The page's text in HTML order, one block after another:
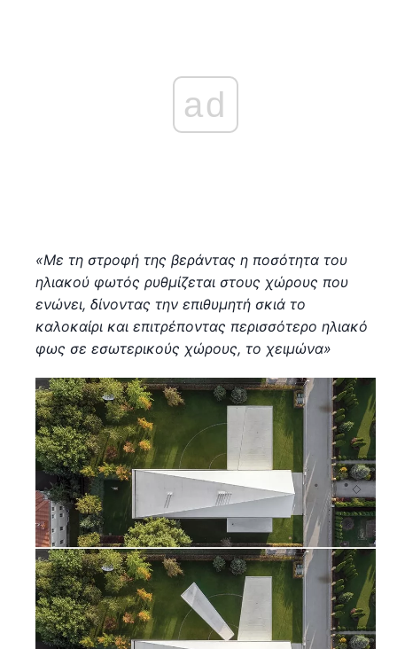
ad
«Με τη στροφή της βεράντας η ποσότητα του
ηλιακού φωτός ρυθμίζεται στους χώρους που
ενώνει, δίνοντας την επιθυμητή σκιά το
καλοκαίρι και επιτρέποντας περισσότερο ηλιακό
φως σε εσωτερικούς χώρους, το χειμώνα»